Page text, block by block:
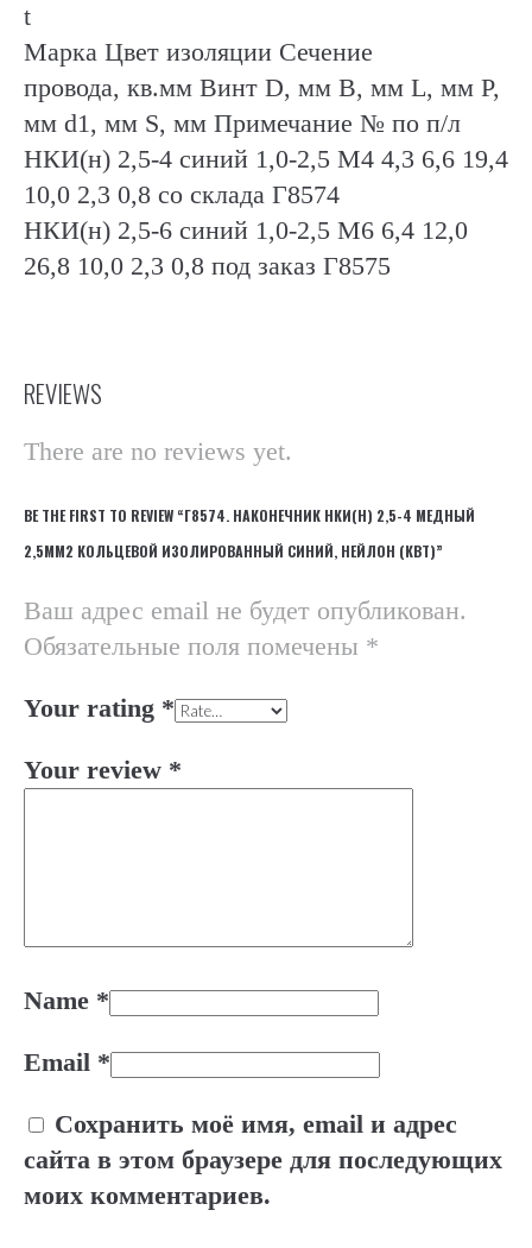
t
Марка Цвет изоляции Сечение
провода, кв.мм Винт D, мм B, мм L, мм P,
мм d1, мм S, мм Примечание № по п/л
НКИ(н) 2,5-4 синий 1,0-2,5 М4 4,3 6,6 19,4
10,0 2,3 0,8 со склада Г8574
НКИ(н) 2,5-6 синий 1,0-2,5 М6 6,4 12,0
26,8 10,0 2,3 0,8 под заказ Г8575
REVIEWS
There are no reviews yet.
BE THE FIRST TO REVIEW “Г8574. НАКОНЕЧНИК НКИ(Н) 2,5-4 МЕДНЫЙ
2,5ММ2 КОЛЬЦЕВОЙ ИЗОЛИРОВАННЫЙ СИНИЙ, НЕЙЛОН (КВТ)”
Ваш адрес email не будет опубликован.
Обязательные поля помечены *
Your rating *
Your review *
Name *
Email *
Сохранить моё имя, email и адрес
сайта в этом браузере для последующих
моих комментариев.